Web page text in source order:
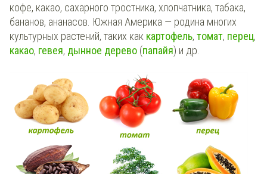
кофе, какао, сахарного тростника, хлопчатника, табака,
бананов, ананасов. Южная Америка — родина многих
культурных растений, таких как картофель, томат, перец,
какао, гевея, дынное дерево (папайя) и др.